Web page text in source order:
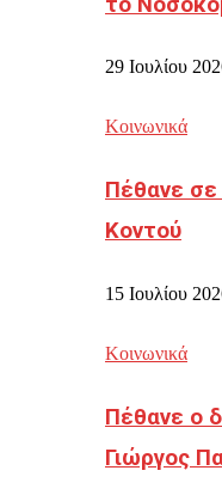
29 Ιουλίου
Κοινωνικά
Πέθανε
Κοντού
15 Ιουλίου
Κοινωνικά
Πέθανε ο
Γιώργος